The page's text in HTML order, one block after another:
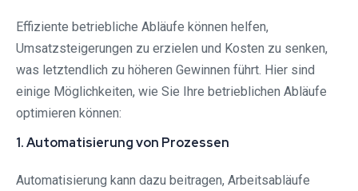
Effiziente betriebliche Abläufe können helfen,
Umsatzsteigerungen zu erzielen und Kosten zu senken,
was letztendlich zu höheren Gewinnen führt. Hier sind
einige Möglichkeiten, wie Sie Ihre betrieblichen Abläufe
optimieren können:
1. Automatisierung von Prozessen
Automatisierung kann dazu beitragen, Arbeitsabläufe